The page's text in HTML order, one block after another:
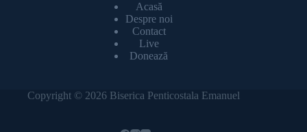
Acasă
Despre noi
Contact
Live
Donează
Copyright © 2026 Biserica Penticostala Emanuel